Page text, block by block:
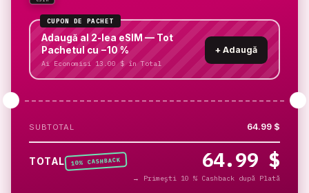
CUPON DE PACHET
Adaugă al 2-lea eSIM — Tot
Pachetul cu −10 %
Ai Economisi 13.00 $ în Total
+ Adaugă
SUBTOTAL 64.99 $
TOTAL 10% CASHBACK 64.99 $
→ Primești 10 % Cashback după Plată